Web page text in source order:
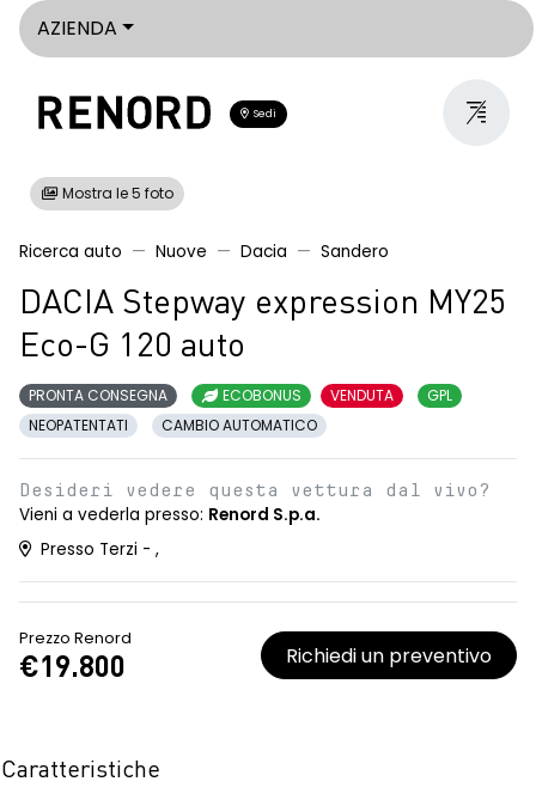
AZIENDA
Sedi
Mostra le 5 foto
Ricerca auto Nuove Dacia Sandero
DACIA Stepway expression MY25
Eco-G 120 auto
PRONTA CONSEGNA ECOBONUS VENDUTA
GPL
NEOPATENTATI
CAMBIO AUTOMATICO
Desideri vedere questa vettura dal vivo?
Vieni a vederla presso: Renord S.p.a.
Presso Terzi - ,
Prezzo Renord
€19.800 Richiedi un preventivo
Caratteristiche